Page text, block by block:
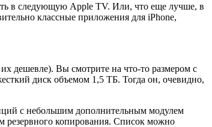
в следующую Apple TV. Или, что еще лучше, в
классные приложения для iPhone,
дешевле). Вы смотрите на что-то размером с
диск объемом 1,5 ТБ. Тогда он, очевидно,
с небольшим дополнительным модулем
резервного копирования. Список можно